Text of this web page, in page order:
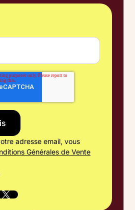
adresse email, vous
Générales de Vente